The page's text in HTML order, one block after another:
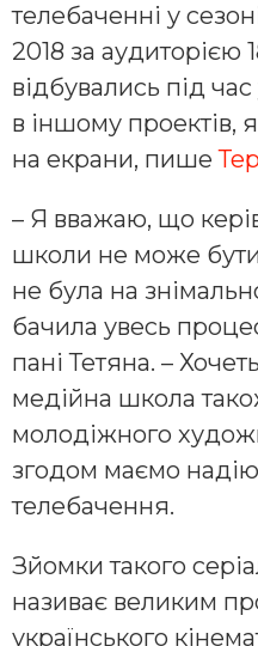
телебаченні у
2018 за аудиторією
відбувались під
в іншому проектів,
на екрани, пише
– Я вважаю, що
школи не може
не була на
бачила увесь
пані Тетяна. –
медійна школа
молодіжного
згодом маємо
телебачення.
Зйомки такого
називає великим
українського